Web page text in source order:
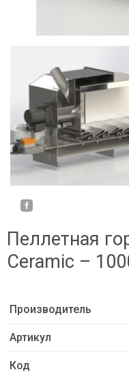
Пеллетная
Ceramic –
Производитель
Артикул
Код